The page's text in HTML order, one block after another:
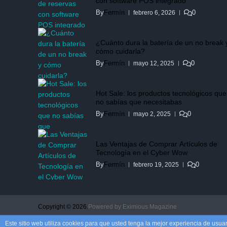
ByFermín febrero 6, 2026 0
¿Cuánto dura la batería de un no break
cómo cuidarla?
ByFermín mayo 12, 2025 0
Hot Sale: los productos tecnológicos que
no sabías que necesitabas
ByFermín mayo 2, 2025 0
Las Ventajas de Comprar Artículos de
Tecnología en el Cyber Wow
ByFermín febrero 19, 2025 0
Copyright © 2026. Powered by Eximious Magazine
Este sitio web utiliza cookies para que usted tenga la mejor experiencia de